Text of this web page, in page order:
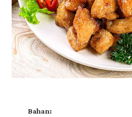
Bahan: